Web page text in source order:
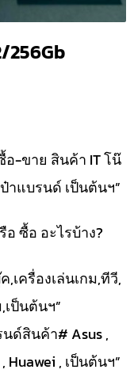
256Gb
-ขาย สินค้า IT โน๊
าแบรนด์ เป็นต้นฯ”
ซื้อ อะไรบ้าง?
เครื่องเล่นเกม,ทีวี,
ป็นต้นฯ”
ด์สินค้า# Asus ,
Huawei , เป็นต้นฯ”